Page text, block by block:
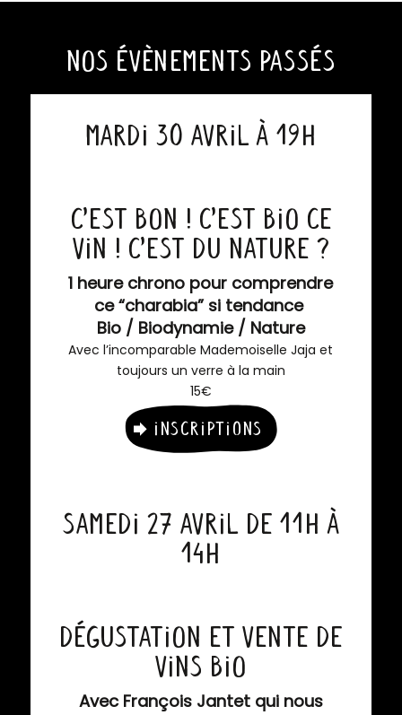
nos évènements passés
Mardi 30 avril à 19h
C’est bon ! C’est bio ce
vin ! C’est du Nature ?
1 heure chrono pour comprendre
ce “charabia” si tendance
Bio / Biodynamie / Nature
Avec l’incomparable Mademoiselle Jaja et
toujours un verre à la main
15€
Inscriptions
Samedi 27 avril de 11h à
14h
Dégustation et vente de
vins bio
Avec François Jantet qui nous